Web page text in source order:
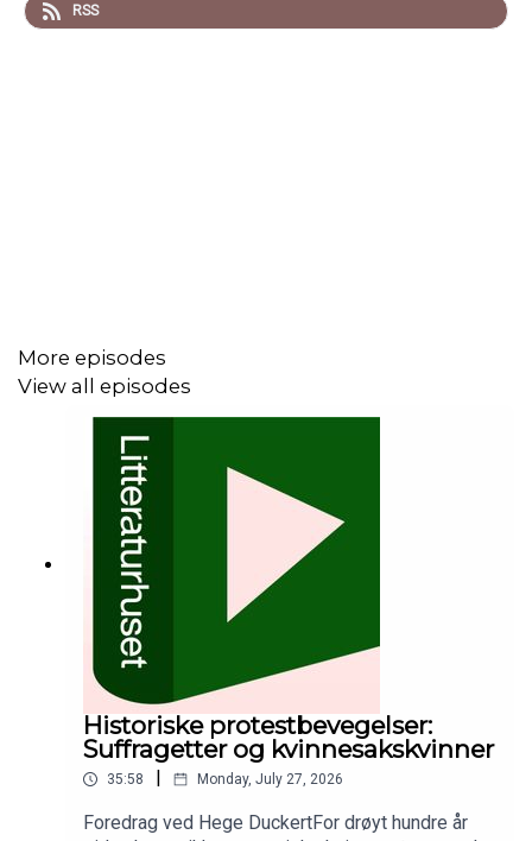
I sin seneste bok dykker Beevor ned i de siste dagene
En som har reist det russiske imperiet på kryss og tvers,
er norskeErika Fatland
prisvinnende bøkerSovjetistanogGrensen
hvordan historien påvirker nåtiden og former regionen
slik den er i dag. Hun møtte Beevor til samtale om
Rasputin, Romanovene og imperiers fall
RSS
More episodes
View all episodes
Historiske protestbevegelser:
Suffragetter og kvinnesakskvinner
35:58 Monday, July 27, 2026
Foredrag ved Hege DuckertFor drøyt hundre år